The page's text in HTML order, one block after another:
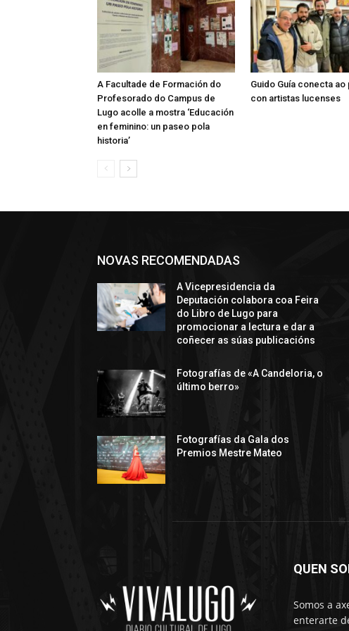
A Facultade de Formación do
Profesorado do Campus de
Lugo acolle a mostra ‘Educación
en feminino: un paseo pola
historia’
Guido Guía conecta
con artistas lucenses
NOVAS RECOMENDADAS
A Vicepresidencia da
Deputación colabora coa Feira
do Libro de Lugo para
promocionar a lectura e dar a
coñecer as súas publicacións
Fotografías de «A Candeloria, o
último berro»
Fotografías da Gala dos
Premios Mestre Mateo
QUEN
Somos a
enterarte